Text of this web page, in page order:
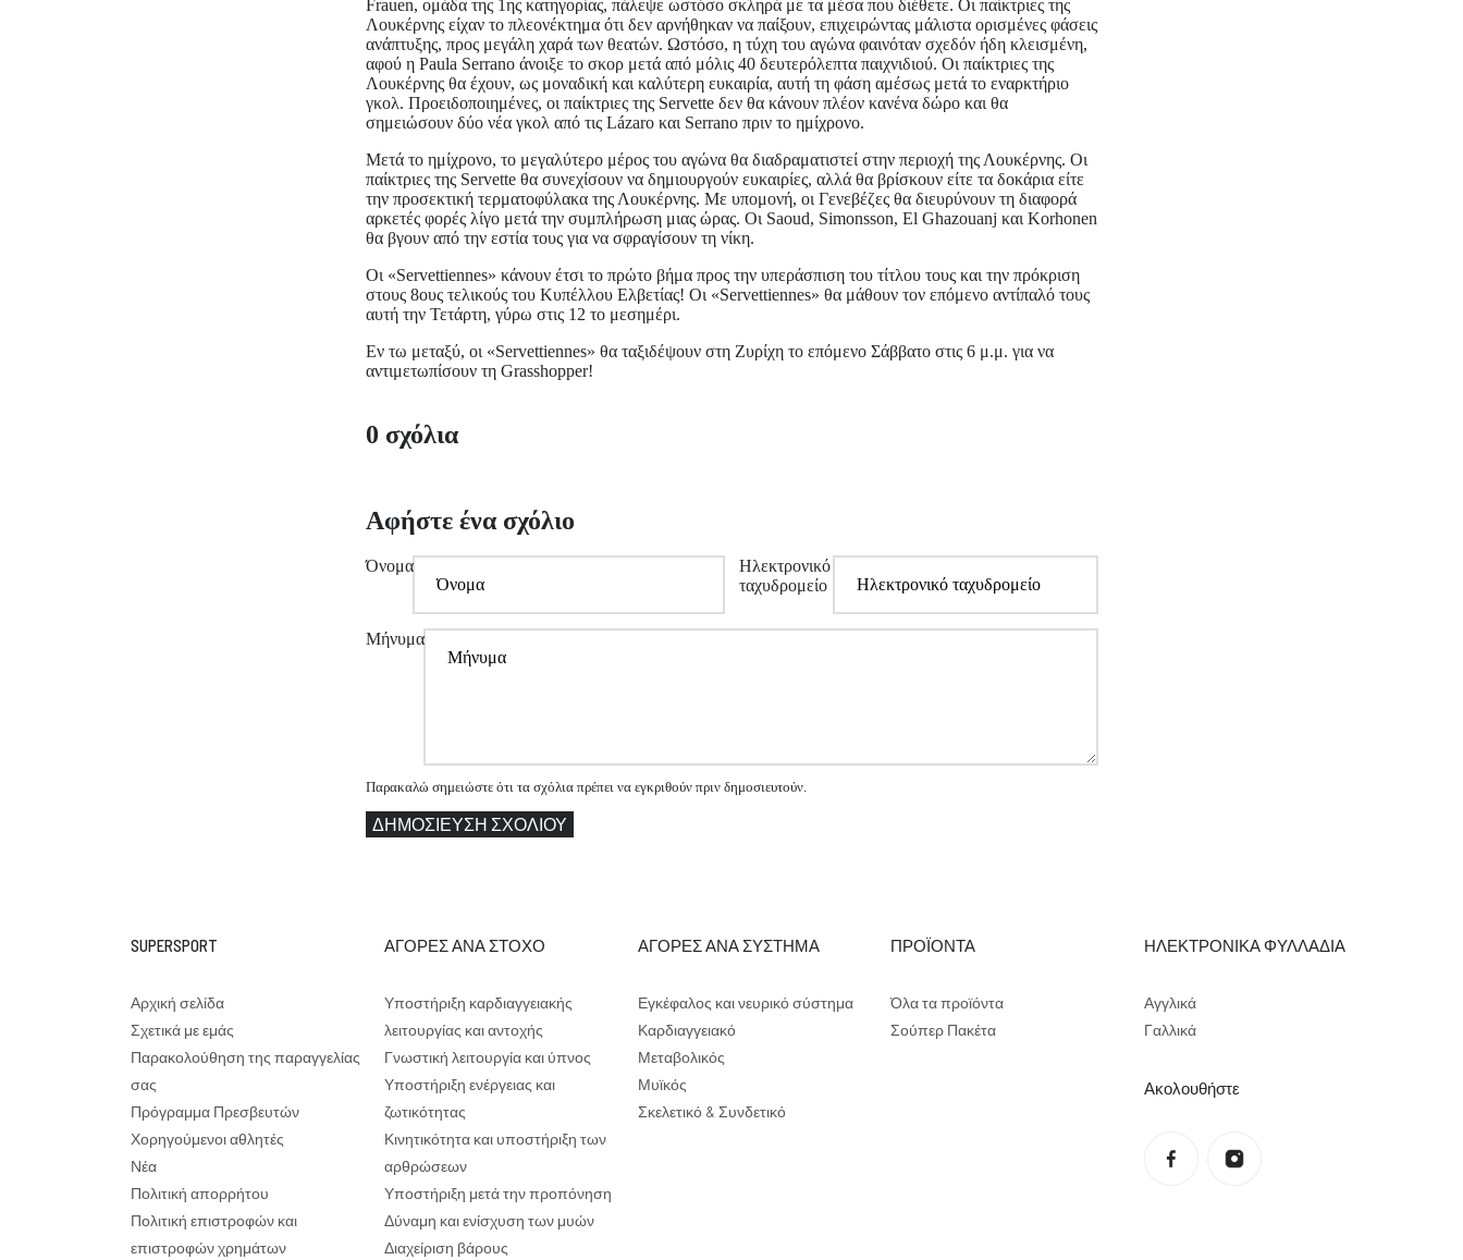
Frauen, ομάδα της 1ης κατηγορίας, πάλεψε ωστόσο σκληρά με τα μέσα που διέθετε. Οι παίκτριες της
Λουκέρνης είχαν το πλεονέκτημα ότι δεν αρνήθηκαν να παίξουν, επιχειρώντας μάλιστα ορισμένες φάσεις
ανάπτυξης, προς μεγάλη χαρά των θεατών. Ωστόσο, η τύχη του αγώνα φαινόταν σχεδόν ήδη κλεισμένη,
αφού η Paula Serrano άνοιξε το σκορ μετά από μόλις 40 δευτερόλεπτα παιχνιδιού. Οι παίκτριες της
Λουκέρνης θα έχουν, ως μοναδική και καλύτερη ευκαιρία, αυτή τη φάση αμέσως μετά το εναρκτήριο
γκολ. Προειδοποιημένες, οι παίκτριες της Servette δεν θα κάνουν πλέον κανένα δώρο και θα
σημειώσουν δύο νέα γκολ από τις Lázaro και Serrano πριν το ημίχρονο.
Μετά το ημίχρονο, το μεγαλύτερο μέρος του αγώνα θα διαδραματιστεί στην περιοχή της Λουκέρνης. Οι
παίκτριες της Servette θα συνεχίσουν να δημιουργούν ευκαιρίες, αλλά θα βρίσκουν είτε τα δοκάρια είτε
την προσεκτική τερματοφύλακα της Λουκέρνης. Με υπομονή, οι Γενεβέζες θα διευρύνουν τη διαφορά
αρκετές φορές λίγο μετά την συμπλήρωση μιας ώρας. Οι Saoud, Simonsson, El Ghazouanj και Korhonen
θα βγουν από την εστία τους για να σφραγίσουν τη νίκη.
Οι «Servettiennes» κάνουν έτσι το πρώτο βήμα προς την υπεράσπιση του τίτλου τους και την πρόκριση
στους 8ους τελικούς του Κυπέλλου Ελβετίας! Οι «Servettiennes» θα μάθουν τον επόμενο αντίπαλό τους
αυτή την Τετάρτη, γύρω στις 12 το μεσημέρι.
Εν τω μεταξύ, οι «Servettiennes» θα ταξιδέψουν στη Ζυρίχη το επόμενο Σάββατο στις 6 μ.μ. για να
αντιμετωπίσουν τη Grasshopper!
0 σχόλια
Αφήστε ένα σχόλιο
Όνομα
Ηλεκτρονικό
ταχυδρομείο
Μήνυμα
Παρακαλώ σημειώστε ότι τα σχόλια πρέπει να εγκριθούν πριν δημοσιευτούν.
ΔΗΜΟΣΊΕΥΣΗ ΣΧΟΛΊΟΥ
SUPERSPORT
Αρχική σελίδα
Σχετικά με εμάς
Παρακολούθηση της παραγγελίας
σας
Πρόγραμμα Πρεσβευτών
Χορηγούμενοι αθλητές
Νέα
Πολιτική απορρήτου
Πολιτική επιστροφών και
επιστροφών χρημάτων
ΑΓΟΡΕΣ ΑΝΑ ΣΤΟΧΟ
Υποστήριξη καρδιαγγειακής
λειτουργίας και αντοχής
Γνωστική λειτουργία και ύπνος
Υποστήριξη ενέργειας και
ζωτικότητας
Κινητικότητα και υποστήριξη των
αρθρώσεων
Υποστήριξη μετά την προπόνηση
Δύναμη και ενίσχυση των μυών
Διαχείριση βάρους
ΑΓΟΡΕΣ ΑΝΑ ΣΥΣΤΗΜΑ
Εγκέφαλος και νευρικό σύστημα
Καρδιαγγειακό
Μεταβολικός
Μυϊκός
Σκελετικό & Συνδετικό
ΠΡΟΪΟΝΤΑ
Όλα τα προϊόντα
Σούπερ Πακέτα
ΗΛΕΚΤΡΟΝΙΚΑ ΦΥΛΛΑΔΙΑ
Αγγλικά
Γαλλικά
Ακολουθήστε